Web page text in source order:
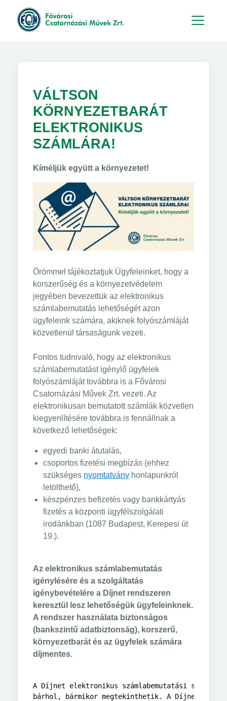
VÁLTSON
KÖRNYEZETBARÁT
ELEKTRONIKUS
SZÁMLÁRA!
Kíméljük együtt a környezetet!
Örömmel tájékoztatjuk Ügyfeleinket, hogy a
korszerűség és a környezetvédelem
jegyében bevezettük az elektronikus
számlabemutatás lehetőségét azon
ügyfeleink számára, akiknek folyószámláját
közvetlenül társaságunk vezeti.
Fontos tudnivaló, hogy az elektronikus
számlabemutatást igénylő ügyfelek
folyószámláját továbbra is a Fővárosi
Csatornázási Művek Zrt. vezeti. Az
elektronikusan bemutatott számlák közvetlen
kiegyenlítésére továbbra is fennállnak a
következő lehetőségek:
egyedi banki átutalás,
csoportos fizetési megbízás (ehhez
szükséges nyomtatvány honlapunkról
letölthető),
készpénzes befizetés vagy bankkártyás
fizetés a központi ügyfélszolgálati
irodánkban (1087 Budapest, Kerepesi út
19.).
Az elektronikus számlabemutatás
igénylésére és a szolgáltatás
igénybevételére a Díjnet rendszeren
keresztül lesz lehetőségük ügyfeleinknek.
A rendszer használata biztonságos
(bankszintű adatbiztonság), korszerű,
környezetbarát és az ügyfelek számára
díjmentes.
A Díjnet elektronikus számlabemutatási
bárhol, bármikor megtekinthetik. A Díjnet